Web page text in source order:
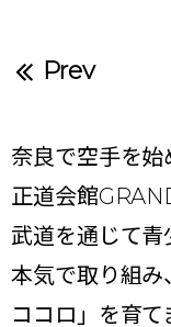
Prev
奈良で空手を始
正道会館
武道を通じて
本気で取り組
ココロ」を育て